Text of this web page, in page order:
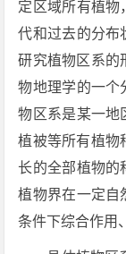
定区域所有植物
代和过去的分布
研究植物区系的
物地理学的一个
物区系是某一地
植被等所有植物
长的全部植物的
植物界在一定自
条件下综合作用